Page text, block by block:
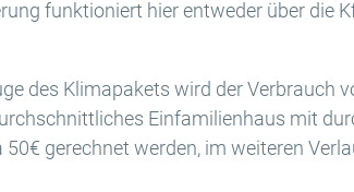
funktioniert hier entweder über die
des Klimapakets wird der Verbrauch
Einfamilienhaus mit
gerechnet werden, im weiteren